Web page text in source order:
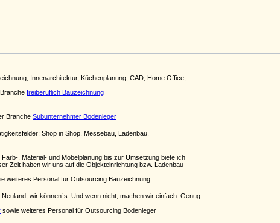
Innenarchitektur, Küchenplanung, CAD, Home Office,
freiberuflich Bauzeichnung
Branche Subunternehmer Bodenleger
Shop in Shop, Messebau, Ladenbau.
, Material- und Möbelplanung bis zur Umsetzung biete ich
Zeit haben wir uns auf die Objekteinrichtung bzw. Ladenbau
weiteres Personal für Outsourcing Bauzeichnung
wir können`s. Und wenn nicht, machen wir einfach. Genug
sowie weiteres Personal für Outsourcing Bodenleger